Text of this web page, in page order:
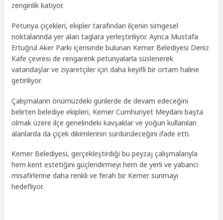
zenginlik katıyor.
Petunya çiçekleri, ekipler tarafından ilçenin simgesel
noktalarında yer alan taglara yerleştiriliyor. Ayrıca Mustafa
Ertuğrul Aker Parkı içerisinde bulunan Kemer Belediyesi Deniz
Kafe çevresi de rengarenk petunyalarla süslenerek
vatandaşlar ve ziyaretçiler için daha keyifli bir ortam haline
getiriliyor.
Çalışmaların önümüzdeki günlerde de devam edeceğini
belirten belediye ekipleri, Kemer Cumhuriyet Meydanı başta
olmak üzere ilçe genelindeki kavşaklar ve yoğun kullanılan
alanlarda da çiçek dikimlerinin sürdürüleceğini ifade etti.
Kemer Belediyesi, gerçekleştirdiği bu peyzaj çalışmalarıyla
hem kent estetiğini güçlendirmeyi hem de yerli ve yabancı
misafirlerine daha renkli ve ferah bir Kemer sunmayı
hedefliyor.